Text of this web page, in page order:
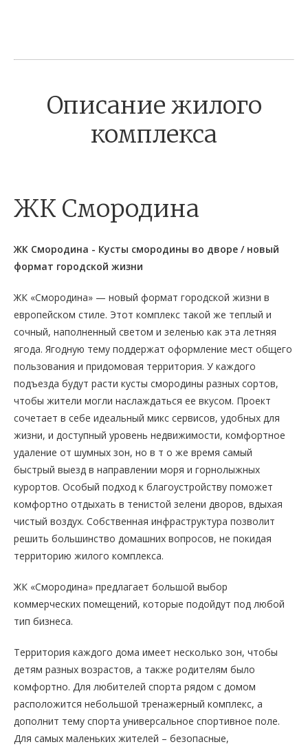
Описание жилого
комплекса
ЖК Смородина
ЖК Смородина - Кусты смородины во дворе / новый
формат городской жизни
ЖК «Смородина» — новый формат городской жизни в
европейском стиле. Этот комплекс такой же теплый и
сочный, наполненный светом и зеленью как эта летняя
ягода. Ягодную тему поддержат оформление мест общего
пользования и придомовая территория. У каждого
подъезда будут расти кусты смородины разных сортов,
чтобы жители могли наслаждаться ее вкусом. Проект
сочетает в себе идеальный микс сервисов, удобных для
жизни, и доступный уровень недвижимости, комфортное
удаление от шумных зон, но в т о же время самый
быстрый выезд в направлении моря и горнолыжных
курортов. Особый подход к благоустройству поможет
комфортно отдыхать в тенистой зелени дворов, вдыхая
чистый воздух. Собственная инфраструктура позволит
решить большинство домашних вопросов, не покидая
территорию жилого комплекса.
ЖК «Смородина» предлагает большой выбор
коммерческих помещений, которые подойдут под любой
тип бизнеса.
Территория каждого дома имеет несколько зон, чтобы
детям разных возрастов, а также родителям было
комфортно. Для любителей спорта рядом с домом
расположится небольшой тренажерный комплекс, а
дополнит тему спорта универсальное спортивное поле.
Для самых маленьких жителей – безопасные,